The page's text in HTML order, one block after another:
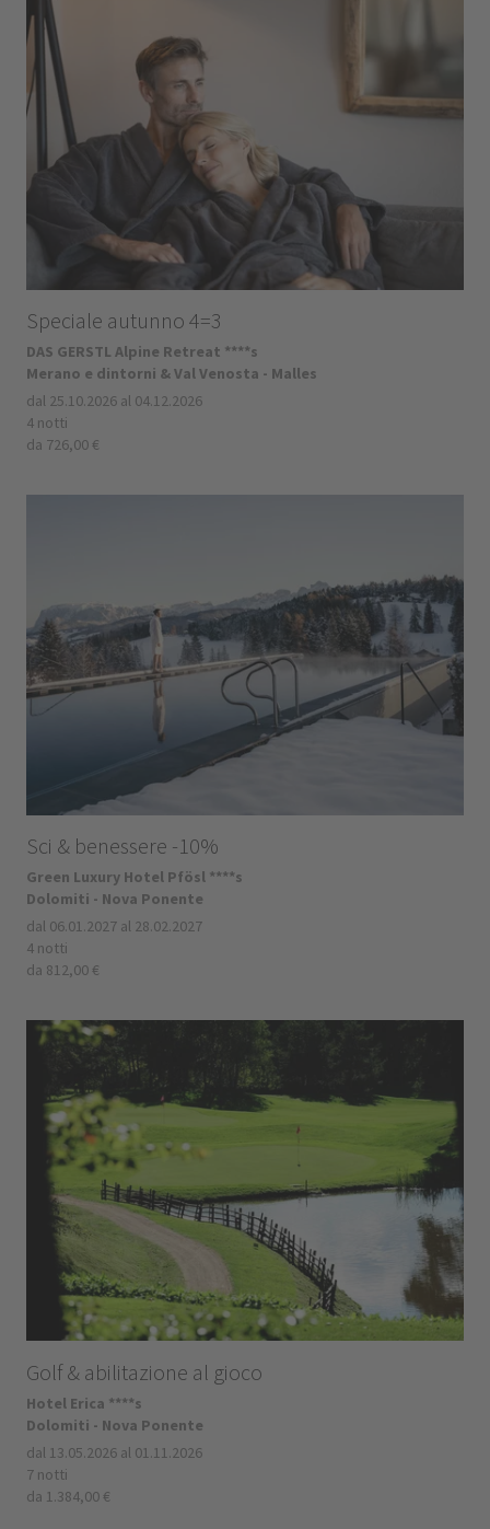
Speciale autunno 4=3
DAS GERSTL Alpine Retreat ****s
Merano e dintorni & Val Venosta - Malles
dal 25.10.2026 al 04.12.2026
4 notti
da 726,00 €
Sci & benessere -10%
Green Luxury Hotel Pfösl ****s
Dolomiti - Nova Ponente
dal 06.01.2027 al 28.02.2027
4 notti
da 812,00 €
Golf & abilitazione al gioco
Hotel Erica ****s
Dolomiti - Nova Ponente
dal 13.05.2026 al 01.11.2026
7 notti
da 1.384,00 €